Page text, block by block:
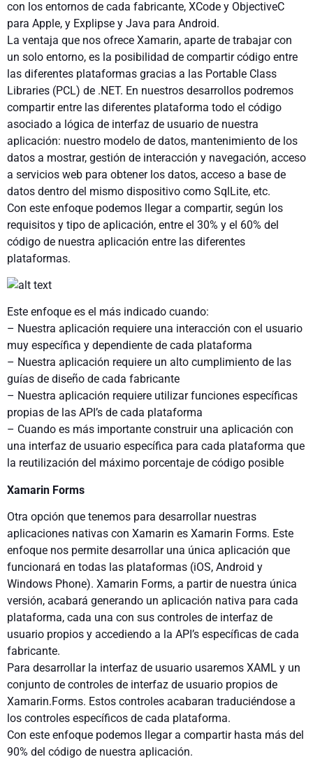
con los entornos de cada fabricante, XCode y ObjectiveC
para Apple, y Explipse y Java para Android.
La ventaja que nos ofrece Xamarin, aparte de trabajar con
un solo entorno, es la posibilidad de compartir código entre
las diferentes plataformas gracias a las Portable Class
Libraries (PCL) de .NET. En nuestros desarrollos podremos
compartir entre las diferentes plataforma todo el código
asociado a lógica de interfaz de usuario de nuestra
aplicación: nuestro modelo de datos, mantenimiento de los
datos a mostrar, gestión de interacción y navegación, acceso
a servicios web para obtener los datos, acceso a base de
datos dentro del mismo dispositivo como SqlLite, etc.
Con este enfoque podemos llegar a compartir, según los
requisitos y tipo de aplicación, entre el 30% y el 60% del
código de nuestra aplicación entre las diferentes
plataformas.
Este enfoque es el más indicado cuando:
– Nuestra aplicación requiere una interacción con el usuario
muy específica y dependiente de cada plataforma
– Nuestra aplicación requiere un alto cumplimiento de las
guías de diseño de cada fabricante
– Nuestra aplicación requiere utilizar funciones específicas
propias de las API’s de cada plataforma
– Cuando es más importante construir una aplicación con
una interfaz de usuario específica para cada plataforma que
la reutilización del máximo porcentaje de código posible
Xamarin Forms
Otra opción que tenemos para desarrollar nuestras
aplicaciones nativas con Xamarin es Xamarin Forms. Este
enfoque nos permite desarrollar una única aplicación que
funcionará en todas las plataformas (iOS, Android y
Windows Phone). Xamarin Forms, a partir de nuestra única
versión, acabará generando un aplicación nativa para cada
plataforma, cada una con sus controles de interfaz de
usuario propios y accediendo a la API’s específicas de cada
fabricante.
Para desarrollar la interfaz de usuario usaremos XAML y un
conjunto de controles de interfaz de usuario propios de
Xamarin.Forms. Estos controles acabaran traduciéndose a
los controles específicos de cada plataforma.
Con este enfoque podemos llegar a compartir hasta más del
90% del código de nuestra aplicación.